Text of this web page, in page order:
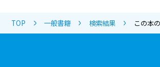
TOP 一般書籍 検索結果 この本